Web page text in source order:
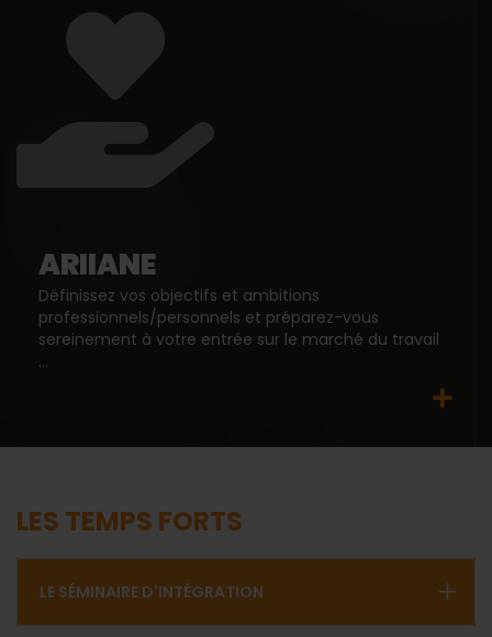
ARIIANE
Définissez vos objectifs et ambitions
professionnels/personnels et préparez-vous
sereinement à votre entrée sur le marché du travail
...
LES TEMPS FORTS
LE SÉMINAIRE D'INTÉGRATION